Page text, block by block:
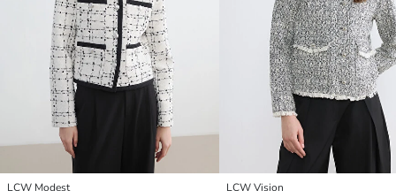
LCW Modest
LCW Vision